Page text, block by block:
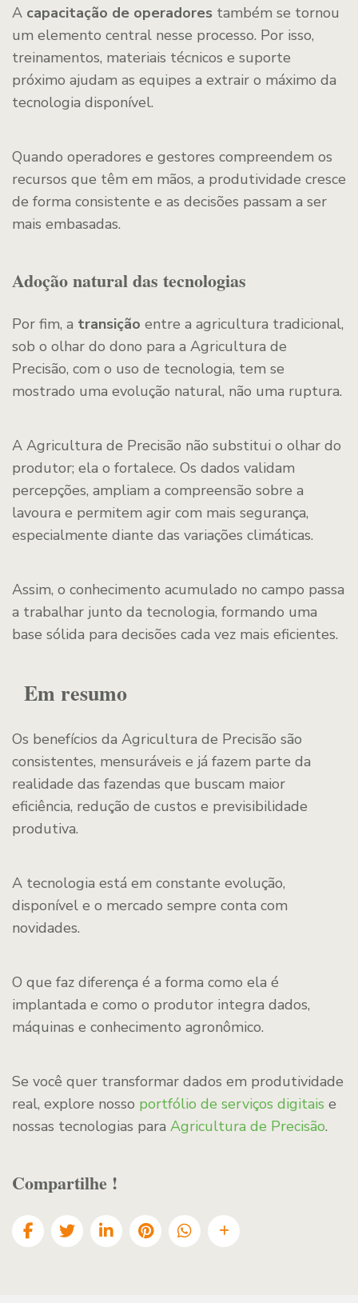
A capacitação de operadores também se tornou
um elemento central nesse processo. Por isso,
treinamentos, materiais técnicos e suporte
próximo ajudam as equipes a extrair o máximo da
tecnologia disponível.
Quando operadores e gestores compreendem os
recursos que têm em mãos, a produtividade cresce
de forma consistente e as decisões passam a ser
mais embasadas.
Adoção natural das tecnologias
Por fim, a transição entre a agricultura tradicional,
sob o olhar do dono para a Agricultura de
Precisão, com o uso de tecnologia, tem se
mostrado uma evolução natural, não uma ruptura.
A Agricultura de Precisão não substitui o olhar do
produtor; ela o fortalece. Os dados validam
percepções, ampliam a compreensão sobre a
lavoura e permitem agir com mais segurança,
especialmente diante das variações climáticas.
Assim, o conhecimento acumulado no campo passa
a trabalhar junto da tecnologia, formando uma
base sólida para decisões cada vez mais eficientes.
Em resumo
Os benefícios da Agricultura de Precisão são
consistentes, mensuráveis e já fazem parte da
realidade das fazendas que buscam maior
eficiência, redução de custos e previsibilidade
produtiva.
A tecnologia está em constante evolução,
disponível e o mercado sempre conta com
novidades.
O que faz diferença é a forma como ela é
implantada e como o produtor integra dados,
máquinas e conhecimento agronômico.
Se você quer transformar dados em produtividade
real, explore nosso portfólio de serviços digitais e
nossas tecnologias para Agricultura de Precisão.
Compartilhe !